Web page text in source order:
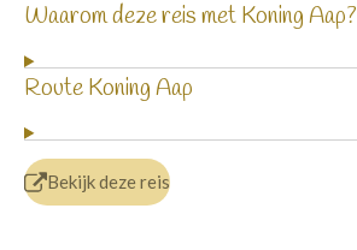
Waarom deze reis met Koning Aap?
Route Koning Aap
Bekijk deze reis